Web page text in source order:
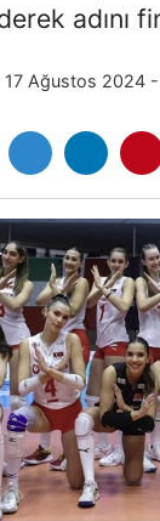
adını
17 Ağustos 2024